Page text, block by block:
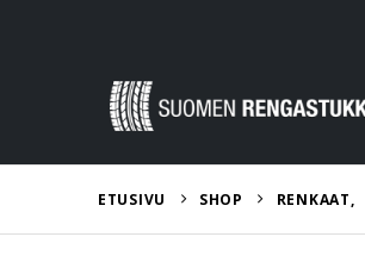
ETUSIVU SHOP RENKAAT,